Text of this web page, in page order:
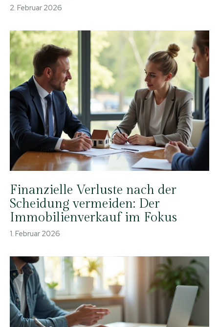
2. Februar 2026
Finanzielle Verluste nach der
Scheidung vermeiden: Der
Immobilienverkauf im Fokus
1. Februar 2026